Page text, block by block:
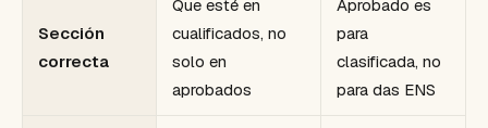
Sección
correcta
Que esté en
cualificados, no
solo en
aprobados
Aprobado es
para
clasificada, no
para das ENS